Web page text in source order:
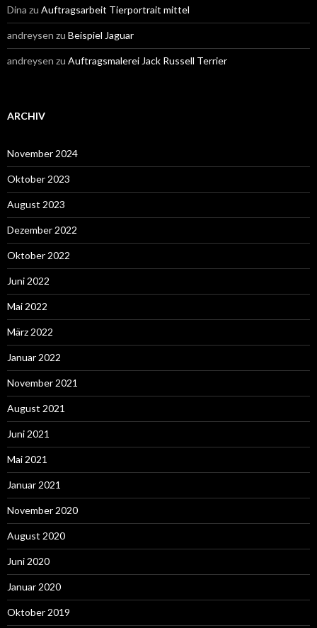
Dina zu Auftragsarbeit Tierportrait mittel
andreysen zu Beispiel Jaguar
andreysen zu Auftragsmalerei Jack Russell Terrier
ARCHIV
November 2024
Oktober 2023
August 2023
Dezember 2022
Oktober 2022
Juni 2022
Mai 2022
März 2022
Januar 2022
November 2021
August 2021
Juni 2021
Mai 2021
Januar 2021
November 2020
August 2020
Juni 2020
Januar 2020
Oktober 2019